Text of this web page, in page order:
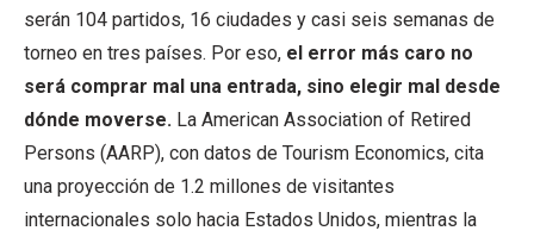
serán 104 partidos, 16 ciudades y casi seis semanas de
torneo en tres países. Por eso, el error más caro no
será comprar mal una entrada, sino elegir mal desde
dónde moverse. La American Association of Retired
Persons (AARP), con datos de Tourism Economics, cita
una proyección de 1.2 millones de visitantes
internacionales solo hacia Estados Unidos, mientras la